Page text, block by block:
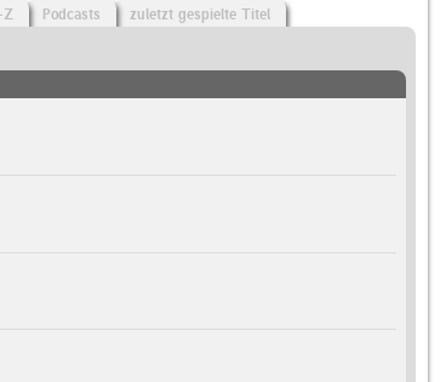
Z Podcasts zuletzt gespielte Titel